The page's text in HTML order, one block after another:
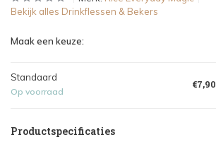
Bekijk alles Drinkflessen & Bekers
Maak een keuze:
Standaard
Op voorraad
€7,90
Productspecificaties